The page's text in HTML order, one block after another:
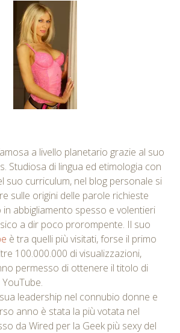
a livello planetario grazie al suo
Studiosa di lingua ed etimologia con
suo curriculum, nel blog personale si
sulle origini delle parole richieste
in abbigliamento spesso e volentieri
a dir poco prorompente. Il suo
è tra quelli più visitati, forse il primo
100.000.000 di visualizzazioni,
permesso di ottenere il titolo di
leadership nel connubio donne e
anno è stata la più votata nel
da Wired per la Geek più sexy del